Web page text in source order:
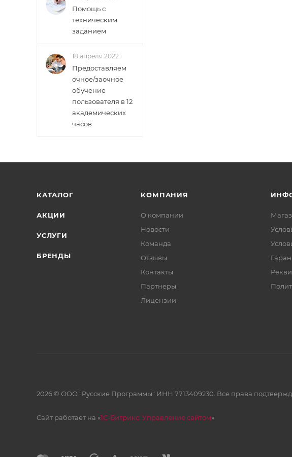
Помощь с
техническим
заданием
18 апреля 2022
Предоставляем
очное/заочное
обучение
пользователя в 12
академических
часов
КАТАЛОГ
АКЦИИ
УСЛУГИ
БРЕНДЫ
КОМПАНИЯ
О компании
Новости
Команда
Отзывы
Контакты
Партнеры
Лицензии
2026 © ООО "Русские Программы" ИНН 7713409230. Все права
Сайт работает на «1С-Битрикс: Управление сайтом»